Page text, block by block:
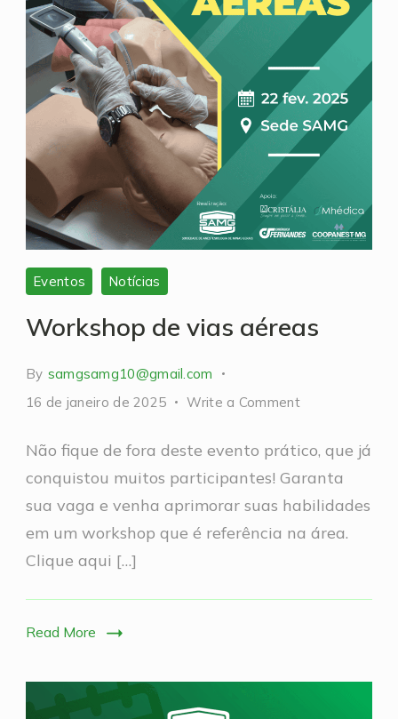
Eventos Notícias
Workshop de vias aéreas
By samgsamg10@gmail.com
16 de janeiro de 2025
Write a Commenton
de
vias
aéreas
Não fique de fora deste evento prático, que já
conquistou muitos participantes! Garanta
sua vaga e venha aprimorar suas habilidades
em um workshop que é referência na área.
Clique aqui […]
Read More